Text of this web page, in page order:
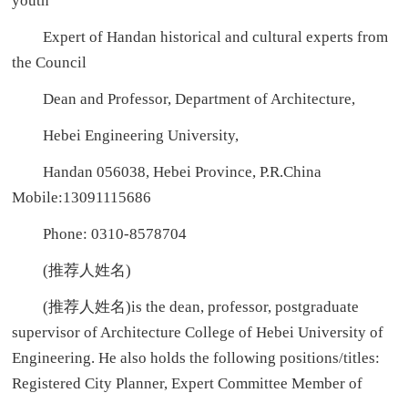
Expert of Handan historical and cultural experts from
the Council
Dean and Professor, Department of Architecture,
Hebei Engineering University,
Handan 056038, Hebei Province, P.R.China
Mobile:13091115686
Phone: 0310-8578704
(推荐人姓名)
(推荐人姓名)is the dean, professor, postgraduate
supervisor of Architecture College of Hebei University of
Engineering. He also holds the following positions/titles:
Registered City Planner, Expert Committee Member of